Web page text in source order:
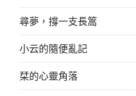
尋夢，撐一支長篙
小云的隨便亂記
栞的心靈角落